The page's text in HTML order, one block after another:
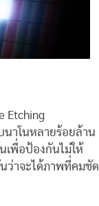
Etching
นาโนหลายร้อยล้าน
เพื่อป้องกันไม่ให้
ว่าจะได้ภาพที่คมชัด